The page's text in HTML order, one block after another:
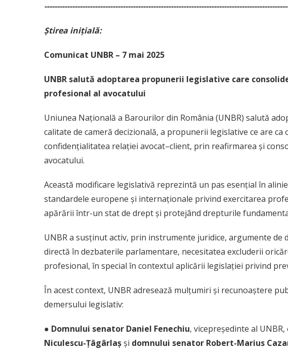
Știrea inițială:
Comunicat UNBR – 7 mai 2025
UNBR salută adoptarea propunerii legislative care
profesional al avocatului
Uniunea Națională a Barourilor din România (UNBR) salută
calitate de cameră decizională, a propunerii legislative ce are
confidențialitatea relației avocat–client, prin reafirmarea și
avocatului.
Această modificare legislativă reprezintă un pas esențial în
standardele europene și internaționale privind exercitarea
apărării într-un stat de drept și protejând drepturile
UNBR a susținut activ, prin instrumente juridice, argumente
directă în dezbaterile parlamentare, necesitatea excluderii
profesional, în special în contextul aplicării legislației privind
În acest context, UNBR adresează mulțumiri și recunoaștere
demersului legislativ:
● Domnului senator Daniel Fenechiu, vicepreședinte al UNBR,
Niculescu-Țâgârlașși domnului senator Robert-Marius